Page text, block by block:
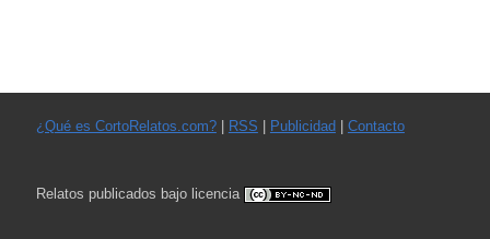
¿Qué es CortoRelatos.com?| RSS Publicidad Contacto
Relatos publicados bajo licencia